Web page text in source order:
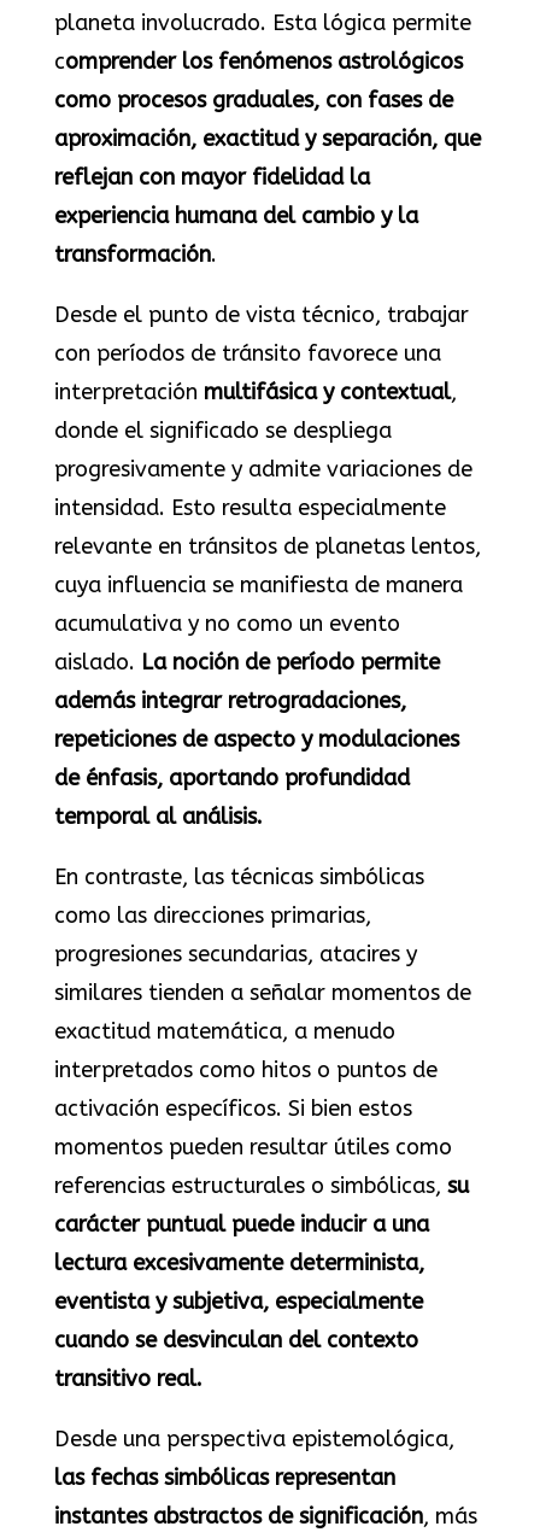
planeta involucrado. Esta lógica permite
comprender los fenómenos astrológicos
como procesos graduales, con fases de
aproximación, exactitud y separación, que
reflejan con mayor fidelidad la
experiencia humana del cambio y la
transformación.
Desde el punto de vista técnico, trabajar
con períodos de tránsito favorece una
interpretación multifásica y contextual,
donde el significado se despliega
progresivamente y admite variaciones de
intensidad. Esto resulta especialmente
relevante en tránsitos de planetas lentos,
cuya influencia se manifiesta de manera
acumulativa y no como un evento
aislado. La noción de período permite
además integrar retrogradaciones,
repeticiones de aspecto y modulaciones
de énfasis, aportando profundidad
temporal al análisis.
En contraste, las técnicas simbólicas
como las direcciones primarias,
progresiones secundarias, atacires y
similares tienden a señalar momentos de
exactitud matemática, a menudo
interpretados como hitos o puntos de
activación específicos. Si bien estos
momentos pueden resultar útiles como
referencias estructurales o simbólicas, su
carácter puntual puede inducir a una
lectura excesivamente determinista,
eventista y subjetiva, especialmente
cuando se desvinculan del contexto
transitivo real.
Desde una perspectiva epistemológica,
las fechas simbólicas representan
instantes abstractos de significación, más